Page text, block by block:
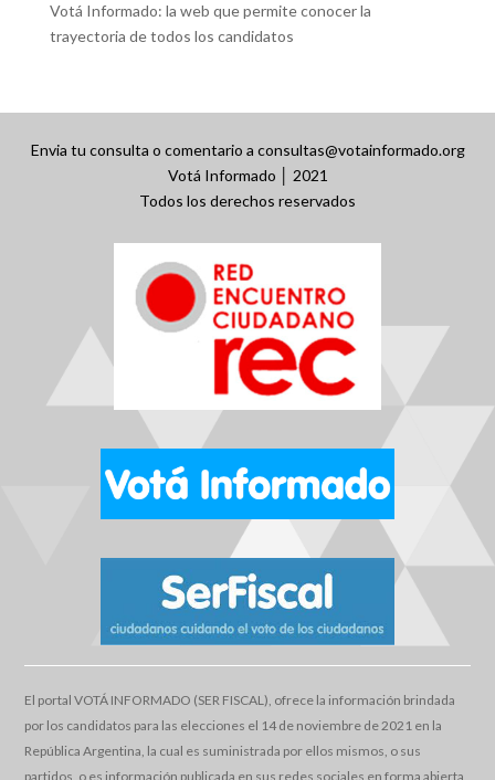
Votá Informado: la web que permite conocer la
trayectoria de todos los candidatos
Envia tu consulta o comentario a consultas@votainformado.org
Votá Informado │ 2021
Todos los derechos reservados
El portal VOTÁ INFORMADO (SER FISCAL), ofrece la información brindada
por los candidatos para las elecciones el 14 de noviembre de 2021 en la
República Argentina, la cual es suministrada por ellos mismos, o sus
partidos, o es información publicada en sus redes sociales en forma abierta,